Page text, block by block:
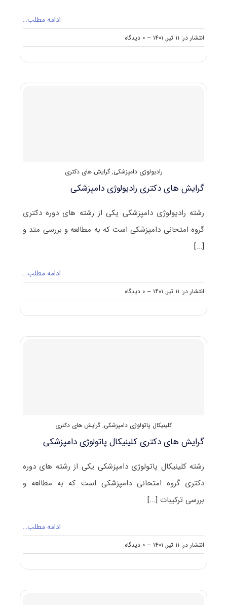
ادامه مطلب…
انتشار در: ۱۱ تیر, ۱۴۰۱ -- ۰ دیدگاه
on
گرایش
داﻣﭙﺰشکی
رادیولوژی دامپزشکی,گرایش های دکتری
گرایش های دکتری رادیولوژی دامپزشکی
رشته رادیولوژی دامپزشکی یکی از رشته های دوره دکتری
گروه امتحانی دامپزشکی است که به مطالعه و بررسی متد و
[...]
ادامه مطلب…
انتشار در: ۱۱ تیر, ۱۴۰۱ -- ۰ دیدگاه
on
گرایش
دامپزشکی
کلینیکال پاتولوژی دامپزشکی, گرایش های دکتری
گرایش های دکتری کلینیکال ﭘﺎﺗﻮﻟﻮژی داﻣﭙﺰشکی
رشته کلینیکال ﭘﺎﺗﻮﻟﻮژی داﻣﭙﺰشکی یکی از رشته های دوره
دکتری گروه امتحانی دامپزشکی است که به مطالعه و
بررسی ترکیبات[...]
ادامه مطلب…
انتشار در: ۱۱ تیر, ۱۴۰۱ -- ۰ دیدگاه
on
گرایش
ﭘﺎﺗﻮﻟﻮژی